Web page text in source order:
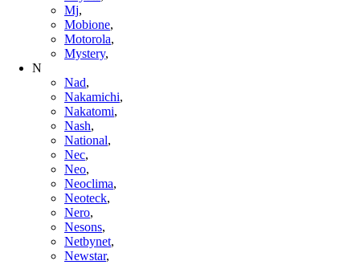
Mj,
Mobione,
Motorola,
Mystery,
N
Nad,
Nakamichi,
Nakatomi,
Nash,
National,
Nec,
Neo,
Neoclima,
Neoteck,
Nero,
Nesons,
Netbynet,
Newstar,